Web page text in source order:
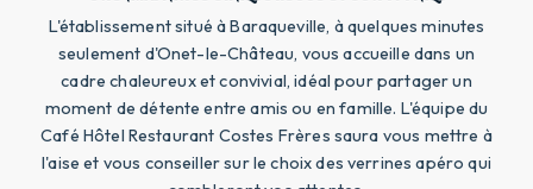
L'établissement situé à Baraqueville, à quelques minutes
seulement d'Onet-le-Château, vous accueille dans un
cadre chaleureux et convivial, idéal pour partager un
moment de détente entre amis ou en famille. L'équipe du
Café Hôtel Restaurant Costes Frères saura vous mettre à
l'aise et vous conseiller sur le choix des verrines apéro qui